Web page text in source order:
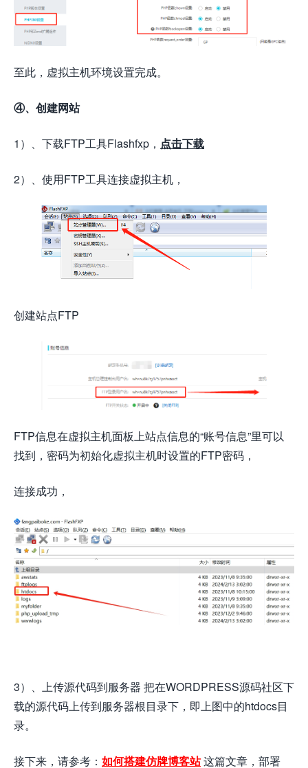
至此，虚拟主机环境设置完成。
④、创建网站
1）、下载FTP工具Flashfxp， 点击下载
2）、使用FTP工具连接虚拟主机，
创建站点FTP
FTP信息在虚拟主机面板上站点信息的“账号信息”里可以
找到，密码为初始化虚拟主机时设置的FTP密码，
连接成功，
3）、上传源代码到服务器 把在WORDPRESS源码社区下
载的源代码上传到服务器根目录下，即上图中的htdocs目
录。
接下来，请参考： 如何搭建仿牌博客站这篇文章，部署